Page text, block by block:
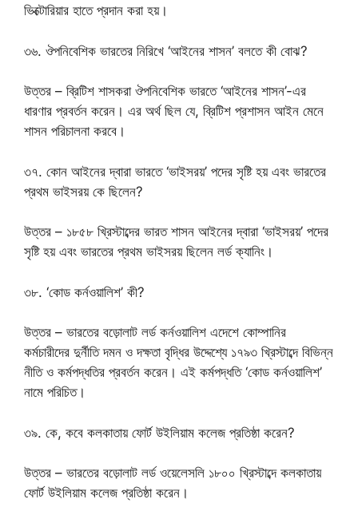
ভিক্টোরিয়ার হাতে প্রদান করা হয়।
৩৬. ঔপনিবেশিক ভারতের নিরিখে ‘আইনের শাসন’ বলতে কী বোঝ?
উত্তর – ব্রিটিশ শাসকরা ঔপনিবেশিক ভারতে ‘আইনের শাসন’-এর
ধারণার প্রবর্তন করেন। এর অর্থ ছিল যে, ব্রিটিশ প্রশাসন আইন মেনে
শাসন পরিচালনা করবে।
৩৭. কোন আইনের দ্বারা ভারতে ‘ভাইসরয়’ পদের সৃষ্টি হয় এবং ভারতের
প্রথম ভাইসরয় কে ছিলেন?
উত্তর – ১৮৫৮ খ্রিস্টাব্দের ভারত শাসন আইনের দ্বারা ‘ভাইসরয়’ পদের
সৃষ্টি হয় এবং ভারতের প্রথম ভাইসরয় ছিলেন লর্ড ক্যানিং।
৩৮. ‘কোড কর্নওয়ালিশ’ কী?
উত্তর – ভারতের বড়োলাট লর্ড কর্নওয়ালিশ এদেশে কোম্পানির
কর্মচারীদের দুর্নীতি দমন ও দক্ষতা বৃদ্ধির উদ্দেশ্যে ১৭৯৩ খ্রিস্টাব্দে বিভিন্ন
নীতি ও কর্মপদ্ধতির প্রবর্তন করেন। এই কর্মপদ্ধতি ‘কোড কর্নওয়ালিশ’
নামে পরিচিত।
৩৯. কে, কবে কলকাতায় ফোর্ট উইলিয়াম কলেজ প্রতিষ্ঠা করেন?
উত্তর – ভারতের বড়োলাট লর্ড ওয়েলেসলি ১৮০০ খ্রিস্টাব্দে কলকাতায়
ফোর্ট উইলিয়াম কলেজ প্রতিষ্ঠা করেন।